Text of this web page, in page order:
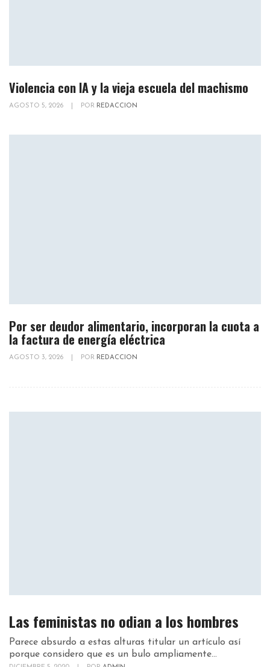
Violencia con IA y la vieja escuela del machismo
AGOSTO 5, 2026 POR REDACCION
Por ser deudor alimentario, incorporan la cuota a
la factura de energía eléctrica
AGOSTO 3, 2026 POR REDACCION
Las feministas no odian a los hombres
Parece absurdo a estas alturas titular un artículo así
porque considero que es un bulo ampliamente...